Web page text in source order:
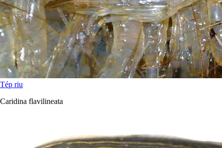
Tép riu
Caridina flavilineata